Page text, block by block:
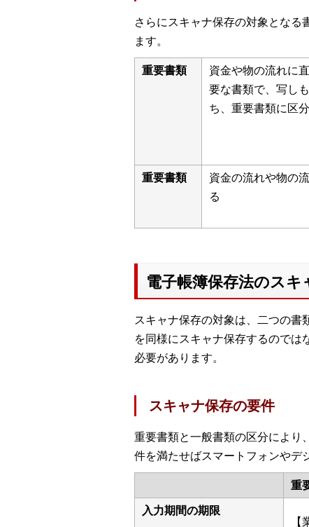
さらにスキャナ保存の対象となる
ます。
重要書類
資金や物の流れに
要な書類で、写し
ち、重要書類に区
重要書類
資金の流れや物の
る
電子帳簿保存法のスキ
スキャナ保存の対象は、二つの書
を同様にスキャナ保存するのでは
必要があります。
スキャナ保存の要件
重要書類と一般書類の区分により
件を満たせばスマートフォンやデ
重
入力期間の期限
【